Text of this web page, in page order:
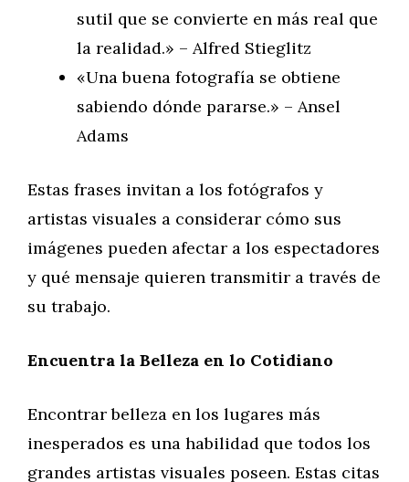
sutil que se convierte en más real que
la realidad.» – Alfred Stieglitz
«Una buena fotografía se obtiene
sabiendo dónde pararse.» – Ansel
Adams
Estas frases invitan a los fotógrafos y
artistas visuales a considerar cómo sus
imágenes pueden afectar a los espectadores
y qué mensaje quieren transmitir a través de
su trabajo.
Encuentra la Belleza en lo Cotidiano
Encontrar belleza en los lugares más
inesperados es una habilidad que todos los
grandes artistas visuales poseen. Estas citas